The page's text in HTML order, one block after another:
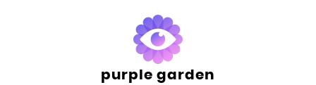
purple garden